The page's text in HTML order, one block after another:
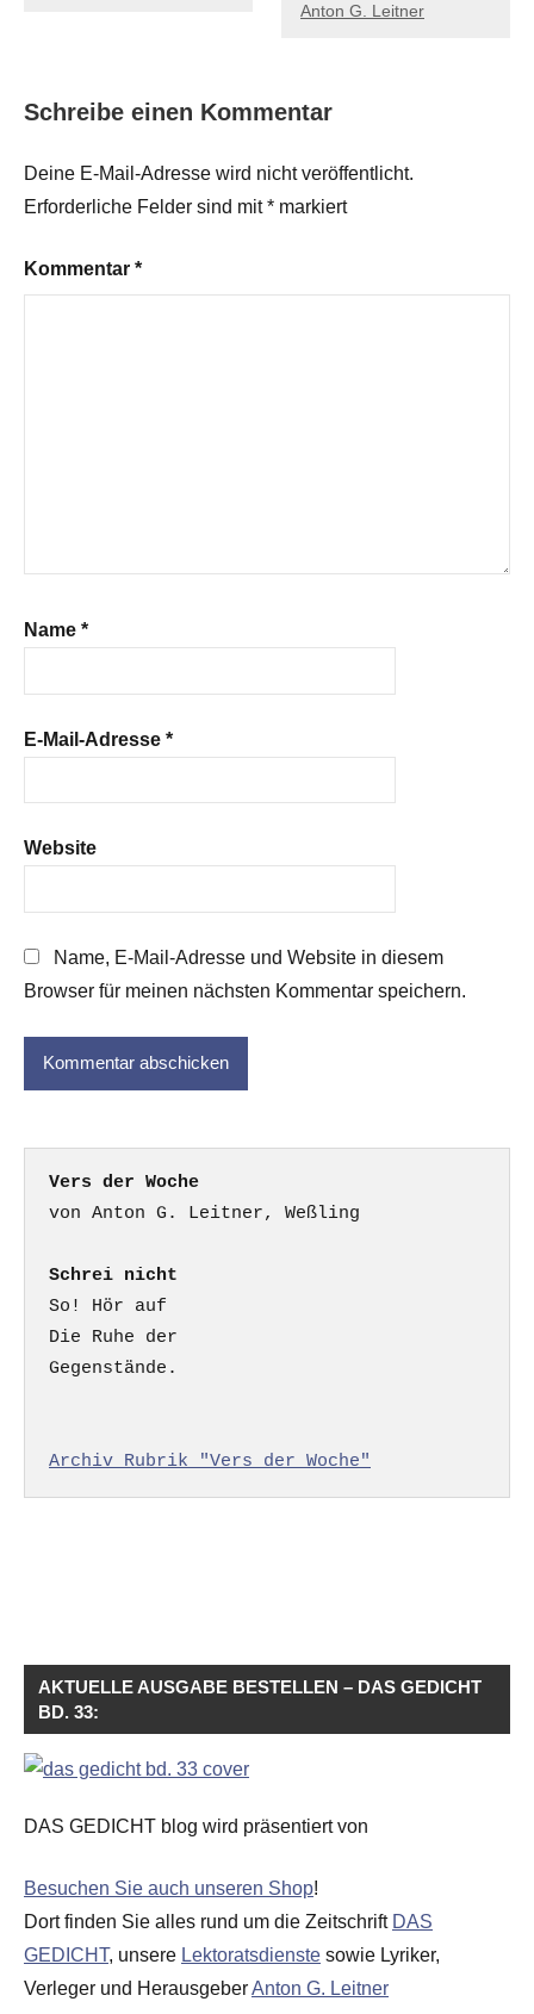
Anton G. Leitner
Schreibe einen Kommentar
Deine E-Mail-Adresse wird nicht veröffentlicht.
Erforderliche Felder sind mit* markiert
Kommentar *
Name *
E-Mail-Adresse *
Website
Name, E-Mail-Adresse und Website in diesem
Browser für meinen nächsten Kommentar speichern.
Vers der Woche
Schrei nicht
So! Hör auf
Die Ruhe der
Gegenstände.
Archiv Rubrik "Vers der Woche"
AKTUELLE AUSGABE BESTELLEN – DAS GEDICHT
BD. 33:
DAS GEDICHT blog wird präsentiert von
Besuchen Sie auch unseren Shop!
Dort finden Sie alles rund um die Zeitschrift DAS
GEDICHT, unsere Lektoratsdienste sowie Lyriker,
Verleger und HerausgeberAnton G. Leitner